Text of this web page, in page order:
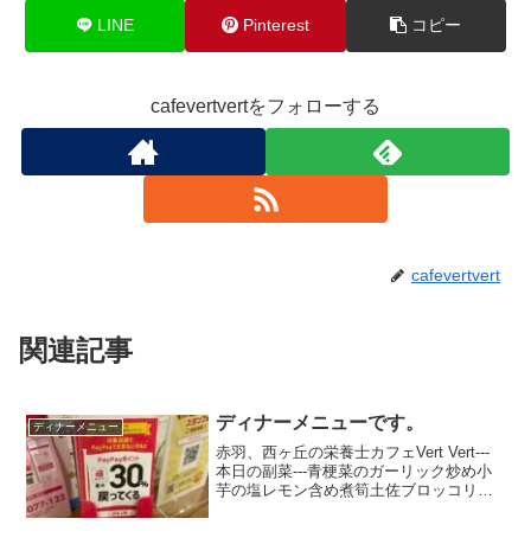
LINE Pinterest コピー
cafevertvertをフォローする
cafevertvert
関連記事
ディナーメニュー ディナーメニューです。
赤羽、西ヶ丘の栄養士カフェVert Vert---
本日の副菜---青梗菜のガーリック炒め小
芋の塩レモン含め煮筍土佐ブロッコリー